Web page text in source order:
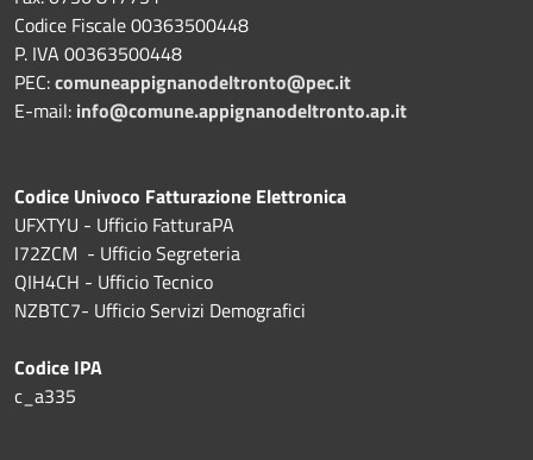
Codice Fiscale 00363500448
P. IVA 00363500448
PEC:comuneappignanodeltronto@pec.it
E-mail: info@comune.appignanodeltronto.ap.it
Codice Univoco Fatturazione Elettronica
UFXTYU - Ufficio FatturaPA
I72ZCM - Ufficio Segreteria
QIH4CH - Ufficio Tecnico
NZBTC7- Ufficio Servizi Demografici
Codice IPA
c_a335